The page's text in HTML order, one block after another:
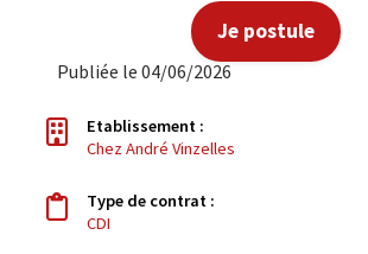
Je postule
Publiée le 04/06/2026
Etablissement :
Chez André Vinzelles
Type de contrat :
CDI